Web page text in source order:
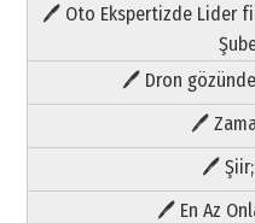
🖊 Oto Ekspertizde Lider
🖊 Dron
🖊
🖊 Şiir;
🖊 En Az